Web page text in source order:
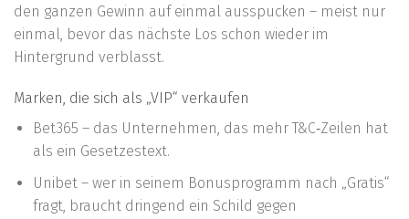
den ganzen Gewinn auf einmal ausspucken – meist nur
einmal, bevor das nächste Los schon wieder im
Hintergrund verblasst.
Marken, die sich als „VIP“ verkaufen
Bet365 – das Unternehmen, das mehr T&C‑Zeilen hat
als ein Gesetzestext.
Unibet – wer in seinem Bonusprogramm nach „Gratis“
fragt, braucht dringend ein Schild gegen